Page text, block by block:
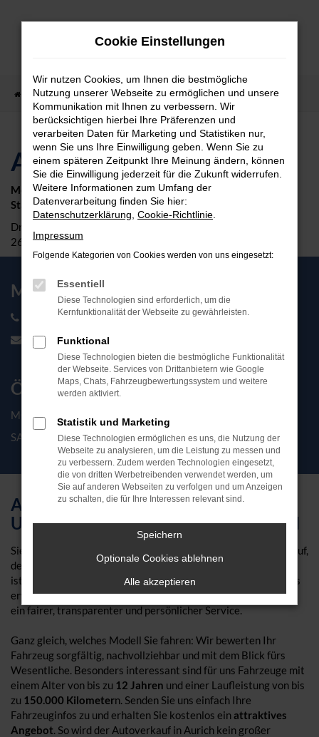
Zum
Startseite Autoankauf in Aurich
Autoankauf in Aurich
Meyer Automobile GmbH & Co. KG
Standort Aurich | Ankaufstation
Dreekamp 1
26605 Aurich
Meyer Automobile Ankaufteam
03 92 05 / 6 71-95
ankauf@meyerautomobile.de
Öffnungszeiten
MO - FR: 09:00 - 19:00 Uhr
SA: 09:00 - 16:00 Uhr
AUTOANKAUF IN AURICH: FAIR,
UNKOMPLIZIERT UND PERSÖNLICH
Sie möchten Ihr Auto verkaufen und wünschen sich einen Ablauf,
der einfach passt? Schön, dass Sie da sind! Meyer Automobile
ist Ihr Ansprechpartner für denAutoankauf in Aurich
. Bei uns
erwartet Sie keine unnötig komplizierte Abwicklung, sondern
ein fairer, transparenter und persönlicher Service.
Ganz gleich, welches Modell Sie fahren: Wir bewerten Ihr
Fahrzeug sorgfältig, nachvollziehbar und mit dem Blick fürs
Wesentliche. Besonders interessant sind für uns Fahrzeuge mit
einem Alter von bis zu 12 Jahren und einer Laufleistung von bis
zu 150.000 Kilometern. Senden Sie uns einfach Ihre
Fahrzeuginfos zu und erhalten Sie kostenlos ein attraktives
Angebot. So wird der Autoverkauf in Aurich kein großer
Cookie Einstellungen
Wir nutzen Cookies, um Ihnen die bestmögliche
Nutzung unserer Webseite zu ermöglichen und unsere
Kommunikation mit Ihnen zu verbessern. Wir
berücksichtigen hierbei Ihre Präferenzen und
verarbeiten Daten für Marketing und Statistiken nur,
wenn Sie uns Ihre Einwilligung geben. Wenn Sie zu
einem späteren Zeitpunkt Ihre Meinung ändern, können
Sie die Einwilligung jederzeit für die Zukunft widerrufen.
Weitere Informationen zum Umfang der
Datenverarbeitung finden Sie hier:
Datenschutzerklärung Cookie-Richtlinie
Impressum
Folgende Kategorien von Cookies werden von uns eingesetzt:
Essentiell
Diese Technologien sind erforderlich, um die
Kernfunktionalität der Webseite zu gewährleisten.
Funktional
Diese Technologien bieten die bestmögliche Funktionalität
der Webseite. Services von Drittanbietern wie Google
Maps, Chats, Fahrzeugbewertungssystem und weitere
werden aktiviert.
Statistik und Marketing
Diese Technologien ermöglichen es uns, die Nutzung der
Webseite zu analysieren, um die Leistung zu messen und
zu verbessern. Zudem werden Technologien eingesetzt,
die von dritten Werbetreibenden verwendet werden, um
Sie auf anderen Webseiten zu verfolgen und um Anzeigen
zu schalten, die für Ihre Interessen relevant sind.
Speichern
Optionale Cookies ablehnen
Alle akzeptieren